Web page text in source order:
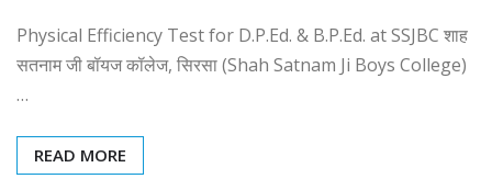
Physical Efficiency Test for D.P.Ed. & B.P.Ed. at SSJBC शाह
सतनाम जी बॉयज कॉलेज, सिरसा (Shah Satnam Ji Boys College)
…
READ MORE